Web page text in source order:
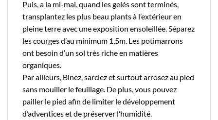
Puis, a la mi-mai, quand les gelés sont terminés,
transplantez les plus beau plants à l’extérieur en
pleine terre avec une exposition ensoleillée. Séparez
les courges d’au minimum 1,5m. Les potimarrons
ont besoin d’un sol très riche en matières
organiques.
Par ailleurs, Binez, sarclez et surtout arrosez au pied
sans mouiller le feuillage. De plus, vous pouvez
pailler le pied afin de limiter le développement
d’adventices et de préserver l’humidité.